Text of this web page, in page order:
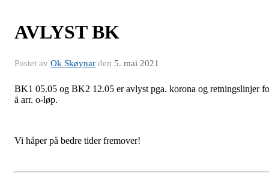
AVLYST BK
Postet av Ok Skøynar den 5. mai 2021
BK1 05.05 og BK2 12.05 er avlyst pga. korona og retningslinjer
å arr. o-løp.
Vi håper på bedre tider fremover!